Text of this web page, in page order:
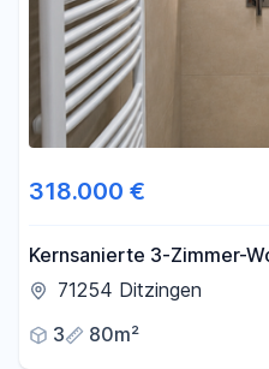
318.000 €
Kernsanierte 3-Zimmer-
Ditzingen
71254 Ditzingen
3
80m²